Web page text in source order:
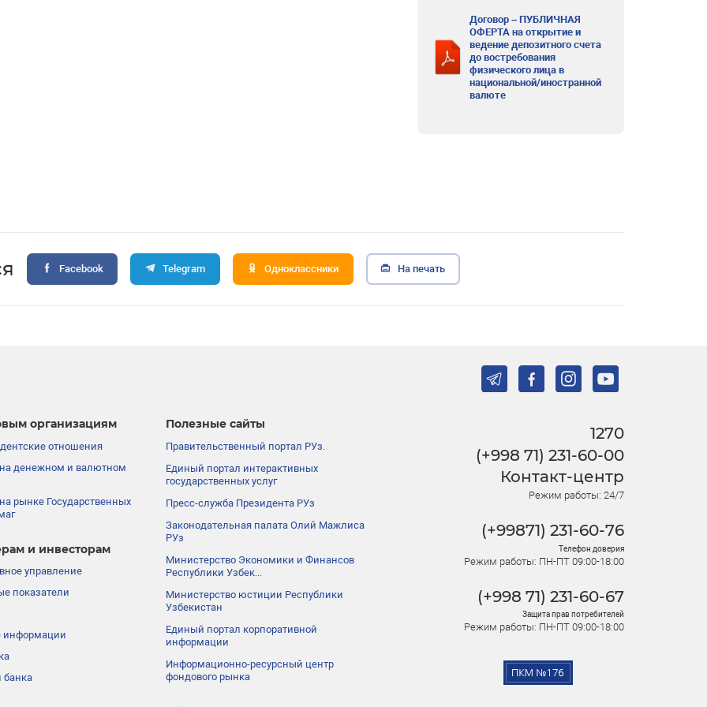
Договор – ПУБЛИЧНАЯ
ОФЕРТА на открытие и
ведение депозитного счета
до востребования
физического лица в
национальной/иностранной
валюте
Facebook Telegram Одноклассники На печать
организациям
отношения
денежном и валютном
рынке Государственных
и инвесторам
управление
показатели
информации
банка
Полезные сайты
Правительственный портал РУз.
Единый портал интерактивных
государственных услуг
Пресс-служба Президента РУз
Законодательная палата Олий Мажлиса
РУз
Министерство Экономики и Финансов
Республики Узбек...
Министерство юстиции Республики
Узбекистан
Единый портал корпоративной
информации
Информационно-ресурсный центр
фондового рынка
1270
(+998 71) 231-60-00
Контакт-центр
Режим работы: 24/7
(+99871) 231-60-76
Телефон доверия
Режим работы: ПН-ПТ 09:00-18:00
(+998 71) 231-60-67
Защита прав потребителей
Режим работы: ПН-ПТ 09:00-18:00